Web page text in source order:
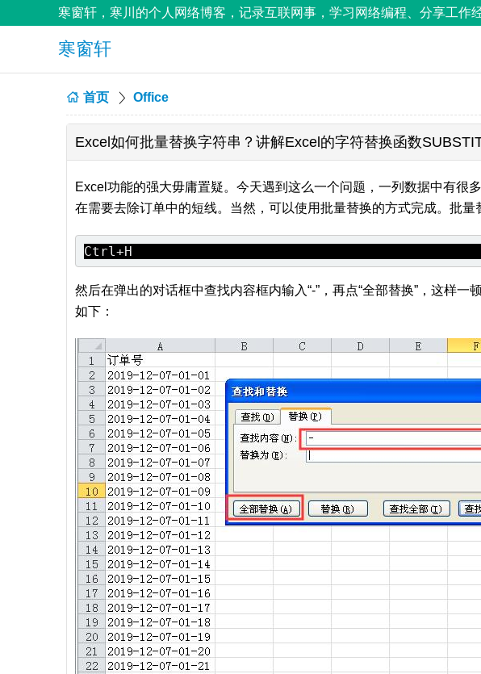
寒窗轩，寒川的个人网络博客，记录互联网事，学习网络编程、分享工作
寒窗轩
首页 Office
Excel如何批量替换字符串？讲解Excel的字符替换函数
Excel功能的强大毋庸置疑。今天遇到这么一个问题，一列数据中有很
在需要去除订单中的短线。当然，可以使用批量替换的方式完成。批量
Ctrl+H
然后在弹出的对话框中查找内容框内输入“-”，再点“全部替换”，这样
如下：